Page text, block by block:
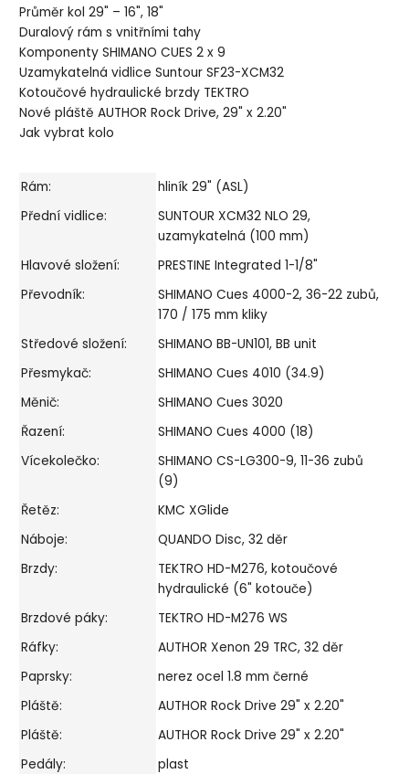
Průměr kol 29" – 16", 18"
Duralový rám s vnitřními tahy
Komponenty SHIMANO CUES 2 x 9
Uzamykatelná vidlice Suntour SF23-XCM32
Kotoučové hydraulické brzdy TEKTRO
Nové pláště AUTHOR Rock Drive, 29" x 2.20"
Jak vybrat kolo
Rám:
hliník 29" (ASL)
Přední vidlice:
SUNTOUR XCM32 NLO 29,
uzamykatelná (100 mm)
Hlavové složení:
PRESTINE Integrated 1-1/8"
Převodník:
SHIMANO Cues 4000-2, 36-22 zubů,
170 / 175 mm kliky
Středové složení:
SHIMANO BB-UN101, BB unit
Přesmykač:
SHIMANO Cues 4010 (34.9)
Měnič:
SHIMANO Cues 3020
Řazení:
SHIMANO Cues 4000 (18)
Vícekolečko:
SHIMANO CS-LG300-9, 11-36 zubů
(9)
Řetěz:
KMC XGlide
Náboje:
QUANDO Disc, 32 děr
Brzdy:
TEKTRO HD-M276, kotoučové
hydraulické (6" kotouče)
Brzdové páky:
TEKTRO HD-M276 WS
Ráfky:
AUTHOR Xenon 29 TRC, 32 děr
Paprsky:
nerez ocel 1.8 mm černé
Pláště:
AUTHOR Rock Drive 29" x 2.20"
Pláště:
AUTHOR Rock Drive 29" x 2.20"
Pedály:
plast